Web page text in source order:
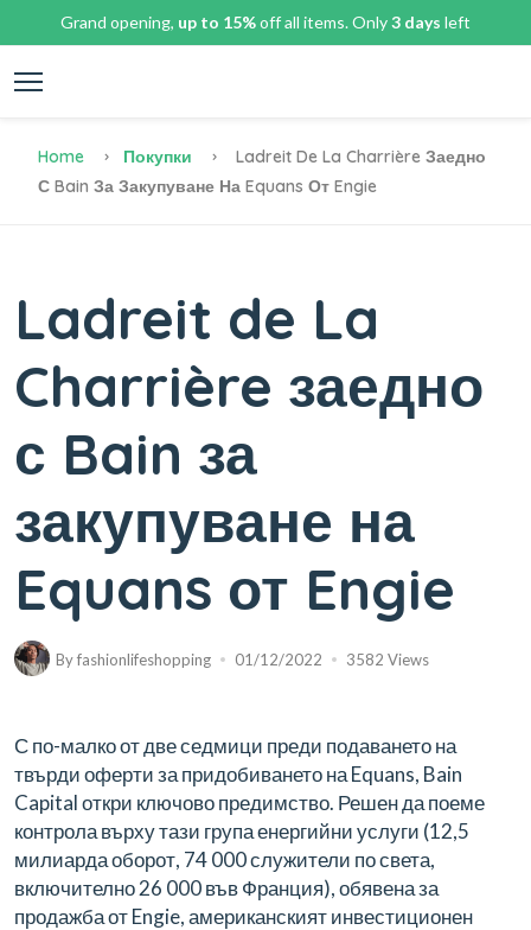
Grand opening, up to 15%off all items. Only3 days left
Home Покупки
Ladreit De La Charrière Заедно
С Bain За Закупуване На Equans От Engie
Ladreit de La
Charrière заедно
с Bain за
закупуване на
Equans от Engie
Byfashionlifeshopping 01/12/2022 3582 Views
С по-малко от две седмици преди подаването на
твърди оферти за придобиването на Equans, Bain
Capital откри ключово предимство. Решен да поеме
контрола върху тази група енергийни услуги (12,5
милиарда оборот, 74 000 служители по света,
включително 26 000 във Франция), обявена за
продажба от Engie, американският инвестиционен